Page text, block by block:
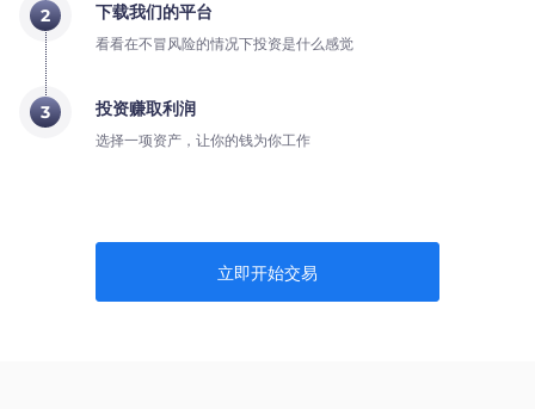
2 下载我们的平台
看看在不冒风险的情况下投资是什么感觉
3 投资赚取利润
选择一项资产，让你的钱为你工作
立即开始交易